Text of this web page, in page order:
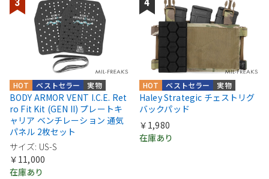
実物
ベストセラー
HOT
BODY ARMOR VENT I.C.E. Ret
ro Fit Kit (GEN II) プレートキ
ャリア ベンチレーション 通気
パネル 2枚セット
サイズ: US-S
￥11,000
在庫あり
実物
ベストセラー
HOT
Haley Strategic チェストリグ
バックパッド
￥1,980
在庫あり